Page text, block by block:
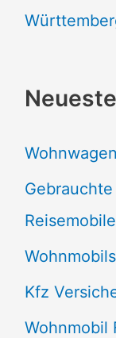
Reisemobile
Kfz
Wohnmobil